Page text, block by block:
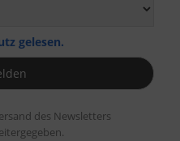
gelesen.
des Newsletters